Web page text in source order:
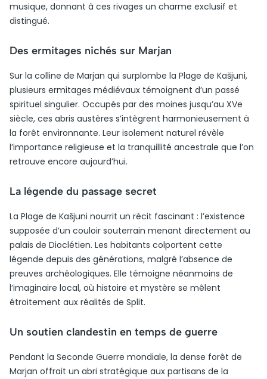
musique, donnant à ces rivages un charme exclusif et
distingué.
Des ermitages nichés sur Marjan
Sur la colline de Marjan qui surplombe la Plage de Kašjuni,
plusieurs ermitages médiévaux témoignent d’un passé
spirituel singulier. Occupés par des moines jusqu’au XVe
siècle, ces abris austères s’intègrent harmonieusement à
la forêt environnante. Leur isolement naturel révèle
l’importance religieuse et la tranquillité ancestrale que l’on
retrouve encore aujourd’hui.
La légende du passage secret
La Plage de Kašjuni nourrit un récit fascinant : l’existence
supposée d’un couloir souterrain menant directement au
palais de Dioclétien. Les habitants colportent cette
légende depuis des générations, malgré l’absence de
preuves archéologiques. Elle témoigne néanmoins de
l’imaginaire local, où histoire et mystère se mêlent
étroitement aux réalités de Split.
Un soutien clandestin en temps de guerre
Pendant la Seconde Guerre mondiale, la dense forêt de
Marjan offrait un abri stratégique aux partisans de la